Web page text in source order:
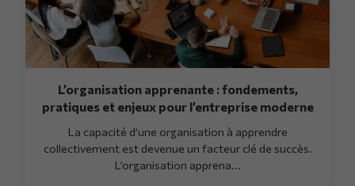
L’organisation apprenante : fondements,
pratiques et enjeux pour l’entreprise moderne
La capacité d’une organisation à apprendre
collectivement est devenue un facteur clé de succès.
L’organisation apprena...